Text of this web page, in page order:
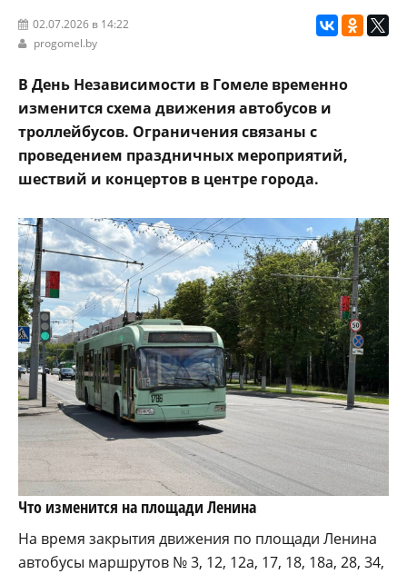
02.07.2026 в 14:22
progomel.by
В День Независимости в Гомеле временно
изменится схема движения автобусов и
троллейбусов. Ограничения связаны с
проведением праздничных мероприятий,
шествий и концертов в центре города.
Что изменится на площади Ленина
На время закрытия движения по площади Ленина
автобусы маршрутов № 3, 12, 12а, 17, 18, 18а, 28, 34,